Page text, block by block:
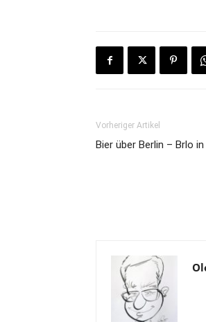
Vorheriger Artikel
Bier über Berlin – Brlo